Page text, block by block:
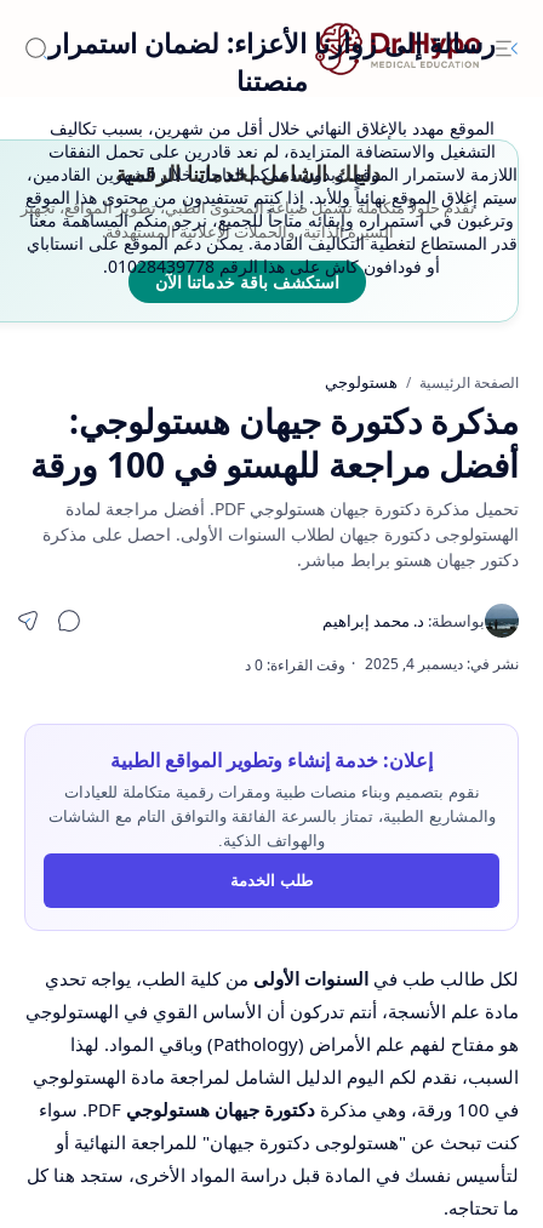
رسالة إلى زوارنا الأعزاء: لضمان استمرار
منصتنا
الموقع مهدد بالإغلاق النهائي خلال أقل من شهرين، بسبب تكاليف
التشغيل والاستضافة المتزايدة، لم نعد قادرين على تحمل النفقات
اللازمة لاستمرار الموقع. وبدون دعمكم العاجل خلال الشهرين القادمين،
سيتم إغلاق الموقع نهائياً وللأبد. إذا كنتم تستفيدون من محتوى هذا الموقع
وترغبون في استمراره وإبقائه متاحاً للجميع، نرجو منكم المساهمة معنا
قدر المستطاع لتغطية التكاليف القادمة. يمكن دعم الموقع على انستاباي
أو فودافون كاش على هذا الرقم 01028439778.
دليلك الشامل لخدماتنا الرقمية
نقدم حلولاً متكاملة تشمل صياغة المحتوى الطبي، تطوير المواقع، تجهيز
السيرة الذاتية، والحملات الإعلانية المستهدفة.
استكشف باقة خدماتنا الآن
الصفحة الرئيسية هستولوجي
مذكرة دكتورة جيهان هستولوجي:
أفضل مراجعة للهستو في 100 ورقة
تحميل مذكرة دكتورة جيهان هستولوجي PDF. أفضل مراجعة لمادة
الهستولوجى دكتورة جيهان لطلاب السنوات الأولى. احصل على مذكرة
دكتور جيهان هستو برابط مباشر.
إعلان: خدمة إنشاء وتطوير المواقع الطبية
نقوم بتصميم وبناء منصات طبية ومقرات رقمية متكاملة للعيادات
والمشاريع الطبية، تمتاز بالسرعة الفائقة والتوافق التام مع الشاشات
والهواتف الذكية.
طلب الخدمة
لكل طالب طب في السنوات الأولى من كلية الطب، يواجه تحدي
مادة علم الأنسجة، أنتم تدركون أن الأساس القوي في الهستولوجي
هو مفتاح لفهم علم الأمراض (Pathology) وباقي المواد. لهذا
السبب، نقدم لكم اليوم الدليل الشامل لمراجعة مادة الهستولوجي
في 100 ورقة، وهي مذكرة
دكتورة جيهان هستولوجي
PDF. سواء
كنت تبحث عن "هستولوجى دكتورة جيهان" للمراجعة النهائية أو
لتأسيس نفسك في المادة قبل دراسة المواد الأخرى، ستجد هنا كل
ما تحتاجه.